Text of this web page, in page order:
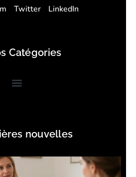
Twitter LinkedIn
Catégories
nouvelles